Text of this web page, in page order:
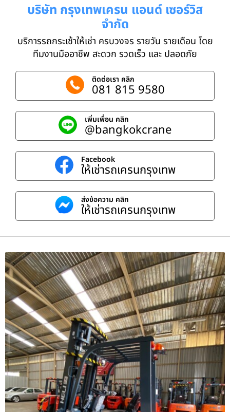
บริษัท กรุงเทพเครน แอนด์ เซอร์วิส
จำกัด
บริการรถกระเช้าให้เช่า ครบวงจร รายวัน รายเดือน โดย
ทีมงานมืออาชีพ สะดวก รวดเร็ว และ ปลอดภัย
ติดต่อเรา คลิก
081 815 9580
เพิ่มเพื่อน คลิก
@bangkokcrane
Facebook
ให้เช่ารถเครนกรุงเทพ
ส่งข้อความ คลิก
ให้เช่ารถเครนกรุงเทพ